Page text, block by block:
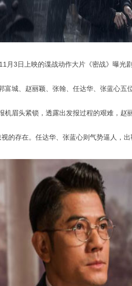
月3日上映的谍战动作大片《密战》曝光
富城、赵丽颖、张翰、任达华、张蓝心五
机眉头紧锁，透露出发报过程的艰难，
的存在。任达华、张蓝心则气势逼人，